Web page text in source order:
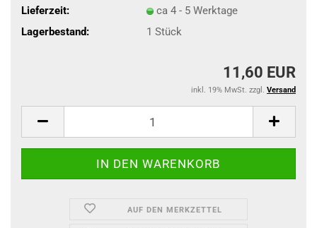
Lieferzeit:
ca 4 - 5 Werktage
Lagerbestand:
1 Stück
11,60 EUR
inkl. 19% MwSt. zzgl. Versand
AUF DEN MERKZETTEL